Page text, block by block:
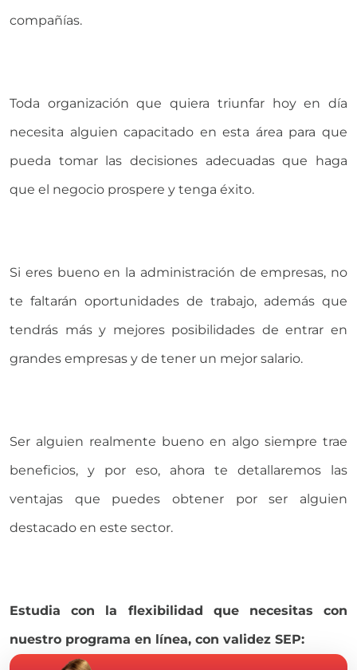
compañías.
Toda organización que quiera triunfar hoy en día
necesita alguien capacitado en esta área para que
pueda tomar las decisiones adecuadas que haga
que el negocio prospere y tenga éxito.
Si eres bueno en la administración de empresas, no
te faltarán oportunidades de trabajo, además que
tendrás más y mejores posibilidades de entrar en
grandes empresas y de tener un mejor salario.
Ser alguien realmente bueno en algo siempre trae
beneficios, y por eso, ahora te detallaremos las
ventajas que puedes obtener por ser alguien
destacado en este sector.
Estudia con la flexibilidad que necesitas con
nuestro programa en línea, con validez SEP: